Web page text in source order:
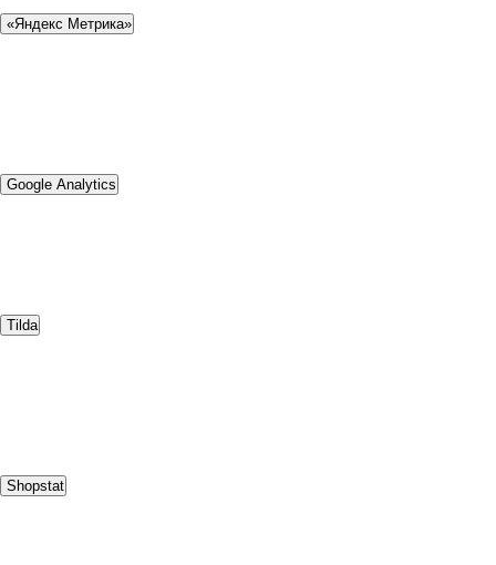
«Яндекс Метрика»
Google Analytics
Tilda
Shopstat